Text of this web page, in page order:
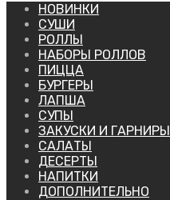
НОВИНКИ
СУШИ
РОЛЛЫ
НАБОРЫ РОЛЛОВ
ПИЦЦА
БУРГЕРЫ
ЛАПША
СУПЫ
ЗАКУСКИ И ГАРНИРЫ
САЛАТЫ
ДЕСЕРТЫ
НАПИТКИ
ДОПОЛНИТЕЛЬНО